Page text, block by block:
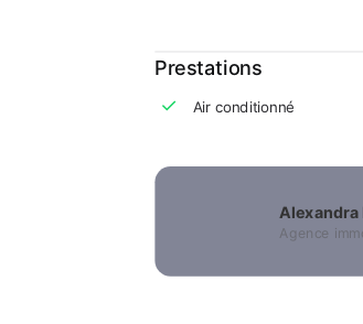
Prestations
Air conditionné
Alexandra
Agence